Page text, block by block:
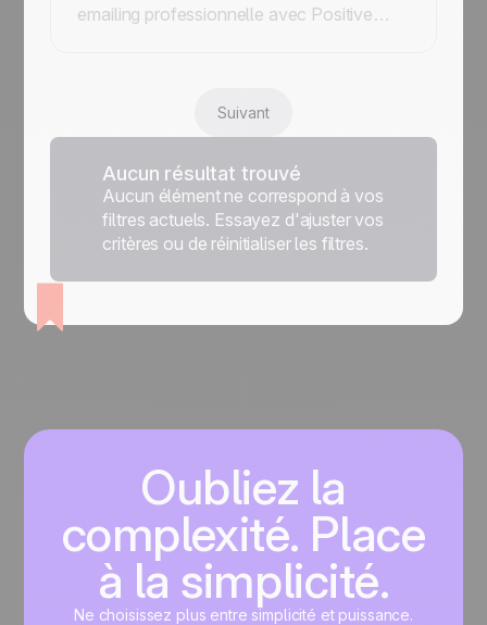
emailing professionnelle avec Positive
atteignent la boîte de réception.
Suivant
Aucun résultat trouvé
Aucun élément ne correspond à vos
filtres actuels. Essayez d'ajuster vos
critères ou de réinitialiser les filtres.
Oubliez la
complexité. Place
à la simplicité.
Ne choisissez plus entre simplicité et puissance.